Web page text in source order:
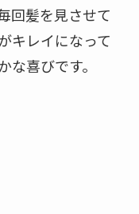
回髪を見させて
キレイになって
喜びです。